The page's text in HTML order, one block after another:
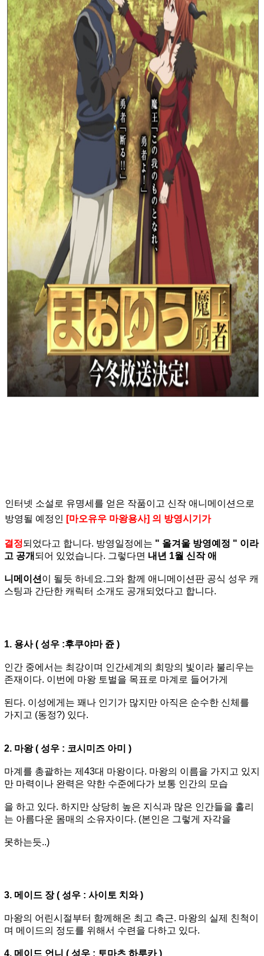
인터넷 소설로 유명세를 얻은 작품이고 신작 애니메이션으로
방영될 예정인 [마오유우 마왕용사] 의 방영시기가
결정되었다고 합니다. 방영일정에는 " 올겨울 방영예정 " 이라
고 공개 되어 있었습니다. 그렇다면 내년 1월 신작 애
니메이션 이 될듯 하네요.그와 함께 애니메이션판 공식 성우 캐
스팅과 간단한 캐릭터 소개도 공개되었다고 합니다.
1. 용사 ( 성우 :후쿠야마 쥰 )
인간 중에서는 최강이며 인간세계의 희망의 빛이라 불리우는
존재이다. 이번에 마왕 토벌을 목표로 마계로 들어가게
된다. 이성에게는 꽤나 인기가 많지만 아직은 순수한 신체를
가지고 (동정?) 있다.
2. 마왕 ( 성우 : 코시미즈 아미 )
마계를 총괄하는 제43대 마왕이다. 마왕의 이름을 가지고 있지
만 마력이나 완력은 약한 수준에다가 보통 인간의 모습
을 하고 있다. 하지만 상당히 높은 지식과 많은 인간들을 홀리
는 아름다운 몸매의 소유자이다. (본인은 그렇게 자각을
못하는듯..)
3. 메이드 장 ( 성우 : 사이토 치와 )
마왕의 어린시절부터 함께해온 최고 측근. 마왕의 실제 친척이
며 메이드의 정도를 위해서 수련을 다하고 있다.
4. 메이드 언니 ( 성우 : 토마츠 하루카 )